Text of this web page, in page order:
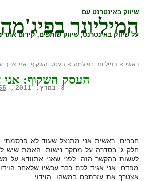
שיווק באינטרנט עם
המיליונר בפיג'מה
על שיווק באינטרנט, שיווק שותפים, קידום
ראשי » המיליונר בפיג'מה » העסק השקוף: אני צריך
העסק השקוף: אני
3 במרץ, 2011, 55
חברים, ראשית אני מתנצל שעוד לא פרסמתי
חלק ג' בסדרה על מחקר נישות. האמת שיש לי
לעשות בהקשר הזה. לפני שאני אתוודא על
מפדח, אני אגיד לכם כבר עכשיו שלאחר
אצטרך את עזרתכם במשהו. הוידוי: